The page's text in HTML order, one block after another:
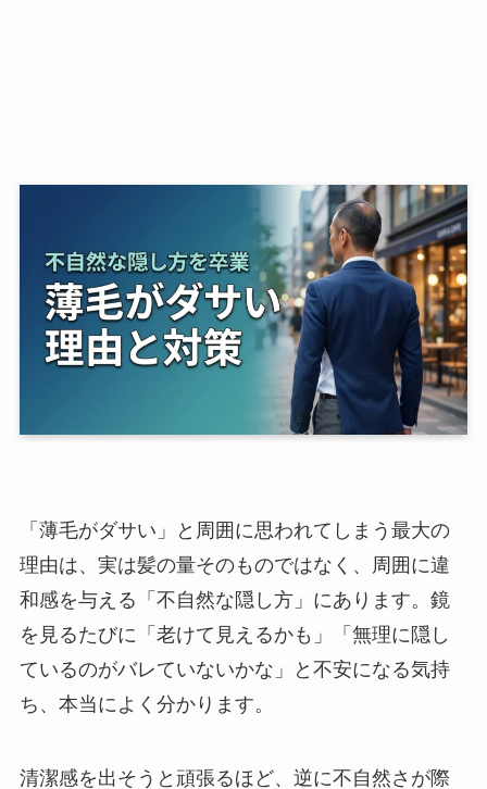
「薄毛がダサい」と周囲に思われてしまう最大の
理由は、実は髪の量そのものではなく、周囲に違
和感を与える「不自然な隠し方」にあります。鏡
を見るたびに「老けて見えるかも」「無理に隠し
ているのがバレていないかな」と不安になる気持
ち、本当によく分かります。
清潔感を出そうと頑張るほど、逆に不自然さが際